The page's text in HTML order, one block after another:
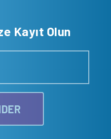
Kayıt Olun